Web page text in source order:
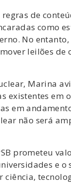
de
como
No
leilões de
Marina
existentes em
em
não será
prometeu
e o